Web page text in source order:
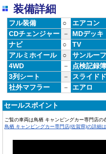
装備詳細
フル装備 ○ エアコン
CDチェンジャー
－ MDデッキ
ナビ
○ TV
アルミホイール
○ サンルーフ
4WD
－ 点検記録簿
3列シート
－ スライド
社外マフラー
－ エアロ
セールスポイント
ご覧の車両は鳥栖 キャンピングカー専門店の
鳥栖 キャンピングカー専門店(佐賀県)の詳細